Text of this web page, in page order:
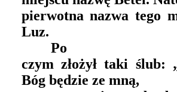
pierwotna nazwa tego
Luz.
Po
czym złożył taki ślub:
Bóg będzie ze mną,